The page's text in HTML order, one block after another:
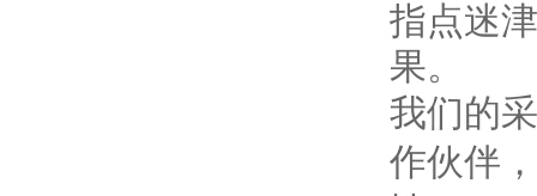
指点迷
果。
我们的
作伙伴